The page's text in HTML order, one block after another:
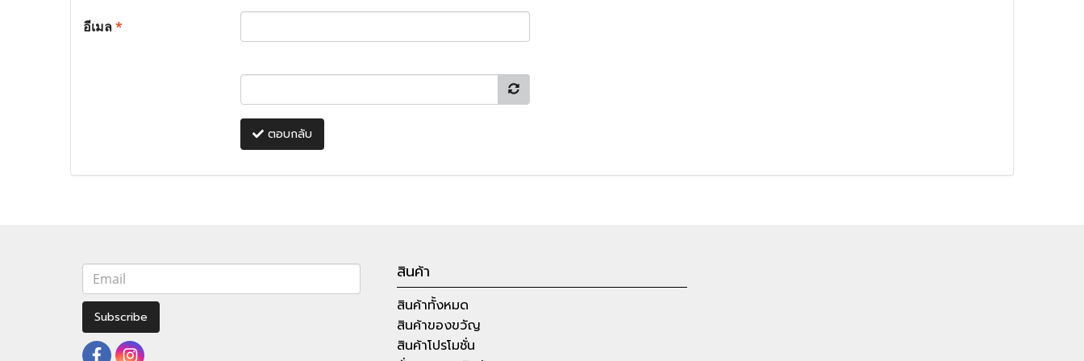
อีเมล*
ตอบกลับ
Subscribe
สินค้า
สินค้าทั้งหมด
สินค้าของขวัญ
สินค้าโปรโมชั่น